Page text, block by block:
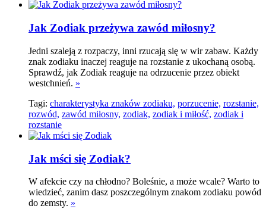
Jak Zodiak przeżywa zawód miłosny?
Jedni szaleją z rozpaczy, inni rzucają się w wir zabaw. Każdy
znak zodiaku inaczej reaguje na rozstanie z ukochaną osobą.
Sprawdź, jak Zodiak reaguje na odrzucenie przez obiekt
westchnień. »
Tagi: charakterystyka znaków zodiaku, porzucenie, rozstanie,
rozwód, zawód miłosny, zodiak, zodiak i miłość, zodiak i
rozstanie
Jak mści się Zodiak?
W afekcie czy na chłodno? Boleśnie, a może wcale? Warto to
wiedzieć, zanim dasz poszczególnym znakom zodiaku powód
do zemsty. »